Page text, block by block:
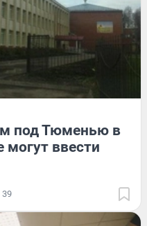
под Тюменью в
могут ввести
39